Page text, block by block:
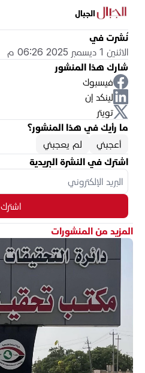
الجبال
نُشرت في
الاثنين 1 ديسمبر 2025 06:26 م
شارك هذا المنشور
فيسبوك
لينكد إن
تويتر
ما رأيك في هذا المنشور؟
أعجبني
لم يعجبني
اشترك في النشرة البريدية
اشترك
المزيد من المنشورات